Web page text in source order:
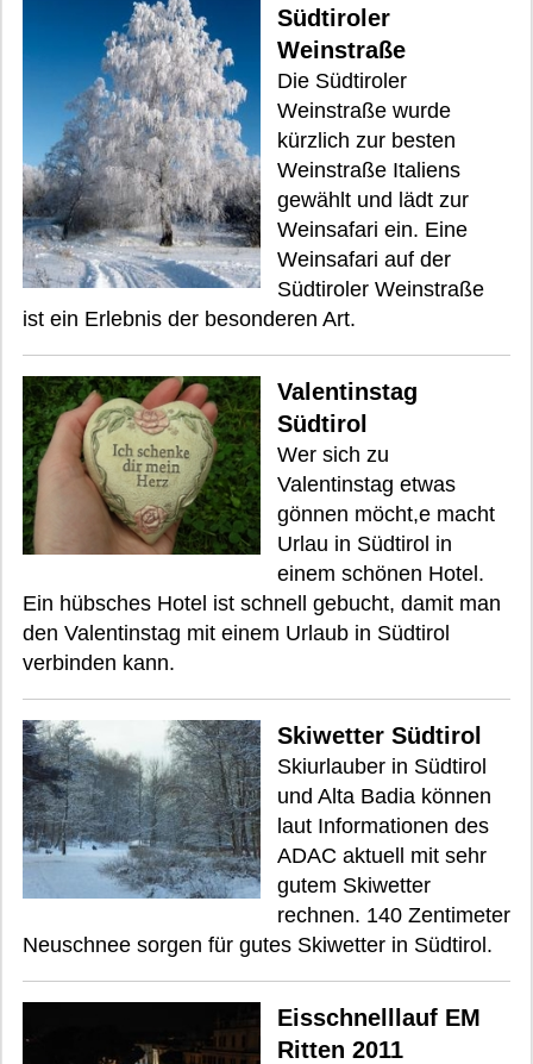
Südtiroler
Weinstraße
Die Südtiroler
Weinstraße wurde
kürzlich zur besten
Weinstraße Italiens
gewählt und lädt zur
Weinsafari ein. Eine
Weinsafari auf der
Südtiroler Weinstraße
ist ein Erlebnis der besonderen Art.
Valentinstag
Südtirol
Wer sich zu
Valentinstag etwas
gönnen möcht,e macht
Urlau in Südtirol in
einem schönen Hotel.
Ein hübsches Hotel ist schnell gebucht, damit man
den Valentinstag mit einem Urlaub in Südtirol
verbinden kann.
Skiwetter Südtirol
Skiurlauber in Südtirol
und Alta Badia können
laut Informationen des
ADAC aktuell mit sehr
gutem Skiwetter
rechnen. 140 Zentimeter
Neuschnee sorgen für gutes Skiwetter in Südtirol.
Eisschnelllauf EM
Ritten 2011